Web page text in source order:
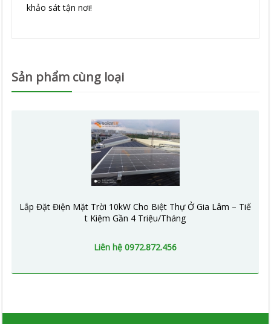
khảo sát tận nơi!
Sản phẩm cùng loại
Lắp Đặt Điện Mặt Trời 10kW Cho Biệt Thự Ở Gia Lâm – Tiế
t Kiệm Gần 4 Triệu/Tháng
Liên hệ 0972.872.456